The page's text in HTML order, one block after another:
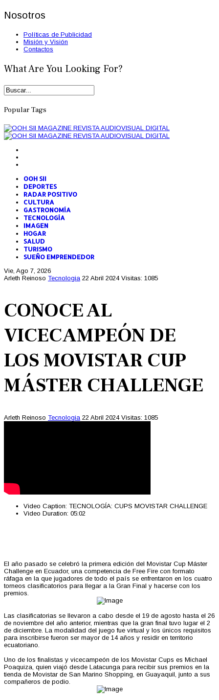
Nosotros
Políticas de Publicidad
Misión y Visión
Contactos
What Are You Looking For?
Popular Tags
OOH SII
DEPORTES
RADAR POSITIVO
CULTURA
GASTRONOMÍA
TECNOLOGÍA
IMAGEN
HOGAR
SALUD
TURISMO
SUEÑO EMPRENDEDOR
Vie, Ago 7, 2026
Arleth Reinoso Tecnologia 22 Abril 2024 Visitas: 1085
CONOCE AL
VICECAMPEÓN DE
LOS MOVISTAR CUP
MÁSTER CHALLENGE
Arleth Reinoso Tecnologia 22 Abril 2024 Visitas: 1085
Video Caption: TECNOLOGÍA: CUPS MOVISTAR CHALLENGE
Video Duration: 05:02
El año pasado se celebró la primera edición del Movistar Cup Máster
Challenge en Ecuador, una competencia de Free Fire con formato
ráfaga en la que jugadores de todo el país se enfrentaron en los cuatro
torneos clasificatorios para llegar a la Gran Final y hacerse con los
premios.
Las clasificatorias se llevaron a cabo desde el 19 de agosto hasta el 26
de noviembre del año anterior, mientras que la gran final tuvo lugar el 2
de diciembre. La modalidad del juego fue virtual y los únicos requisitos
para inscribirse fueron ser mayor de 14 años y residir en territorio
ecuatoriano.
Uno de los finalistas y vicecampeón de los Movistar Cups es Michael
Poaquiza, quien viajó desde Latacunga para recibir sus premios en la
tienda de Movistar de San Marino Shopping, en Guayaquil, junto a sus
compañeros de podio.